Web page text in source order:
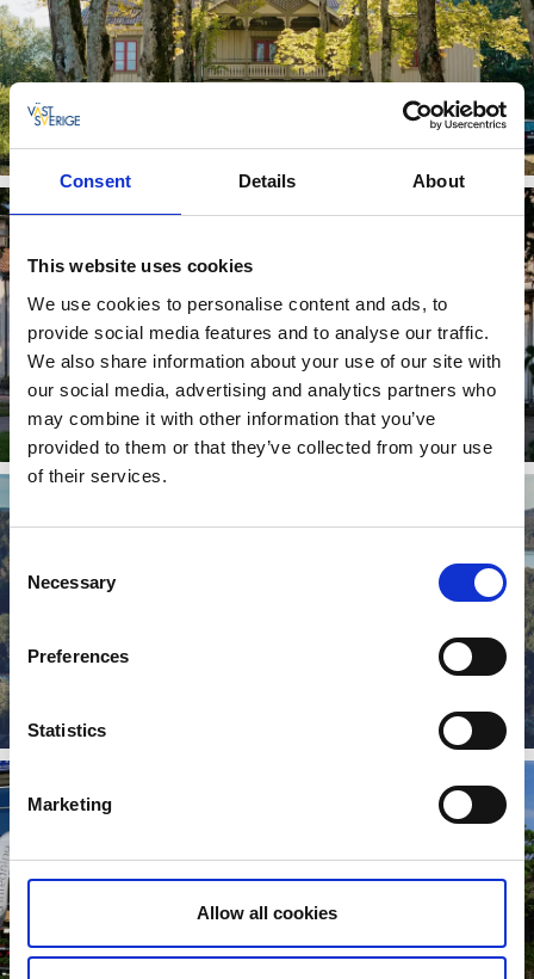
Consent Details About
This website uses cookies
We use cookies to personalise content and ads, to
provide social media features and to analyse our traffic.
We also share information about your use of our site with
our social media, advertising and analytics partners who
may combine it with other information that you’ve
provided to them or that they’ve collected from your use
of their services.
Consent
Selection
Necessary
Preferences
Statistics
Marketing
Allow all cookies
Lydde gård
Läs mer
Två Skyttlar
Läs mer
Läs mer